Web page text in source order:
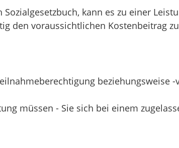
kann es zu einer
den voraussichtlichen Kostenbeitrag
beziehungsweise
müssen - Sie sich bei einem